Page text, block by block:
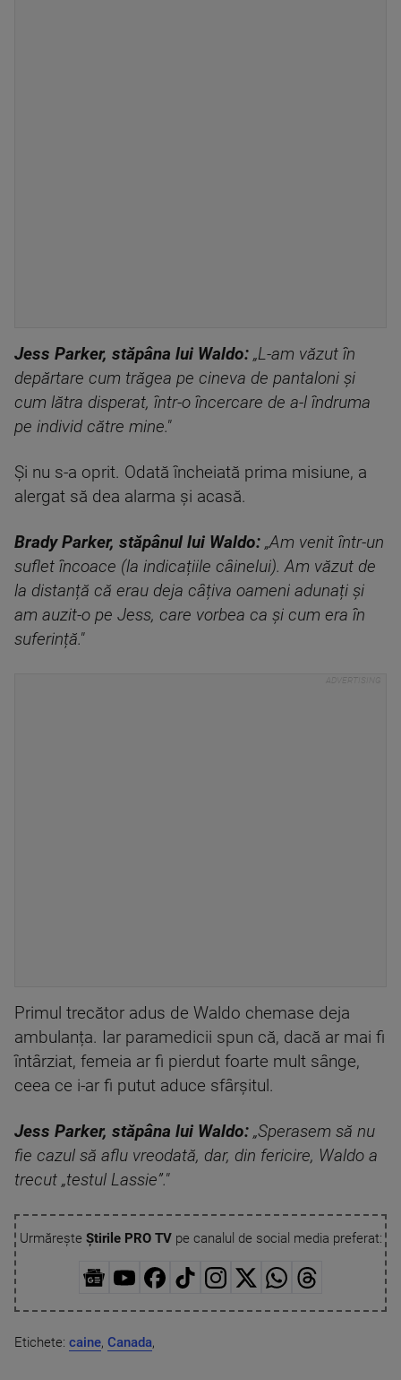
Jess Parker, stăpâna lui Waldo: „L-am văzut în
depărtare cum trăgea pe cineva de pantaloni și
cum lătra disperat, într-o încercare de a-l îndruma
pe individ către mine."
Și nu s-a oprit. Odată încheiată prima misiune, a
alergat să dea alarma și acasă.
Brady Parker, stăpânul lui Waldo: „Am venit într-un
suflet încoace (la indicațiile câinelui). Am văzut de
la distanță că erau deja câțiva oameni adunați și
am auzit-o pe Jess, care vorbea ca și cum era în
suferință."
Primul trecător adus de Waldo chemase deja
ambulanța. Iar paramedicii spun că, dacă ar mai fi
întârziat, femeia ar fi pierdut foarte mult sânge,
ceea ce i-ar fi putut aduce sfârșitul.
Jess Parker, stăpâna lui Waldo: „Sperasem să nu
fie cazul să aflu vreodată, dar, din fericire, Waldo a
trecut „testul Lassie”."
Urmărește Știrile PRO TVpe canalul de social media preferat:
Etichete: caine, Canada,